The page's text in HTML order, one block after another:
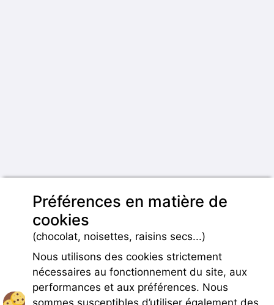
Préférences en matière de
cookies
(chocolat, noisettes, raisins secs...)
Nous utilisons des cookies strictement
nécessaires au fonctionnement du site, aux
performances et aux préférences. Nous
sommes susceptibles d’utiliser également des